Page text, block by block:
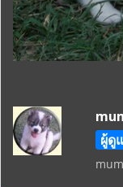
ผู้ดู